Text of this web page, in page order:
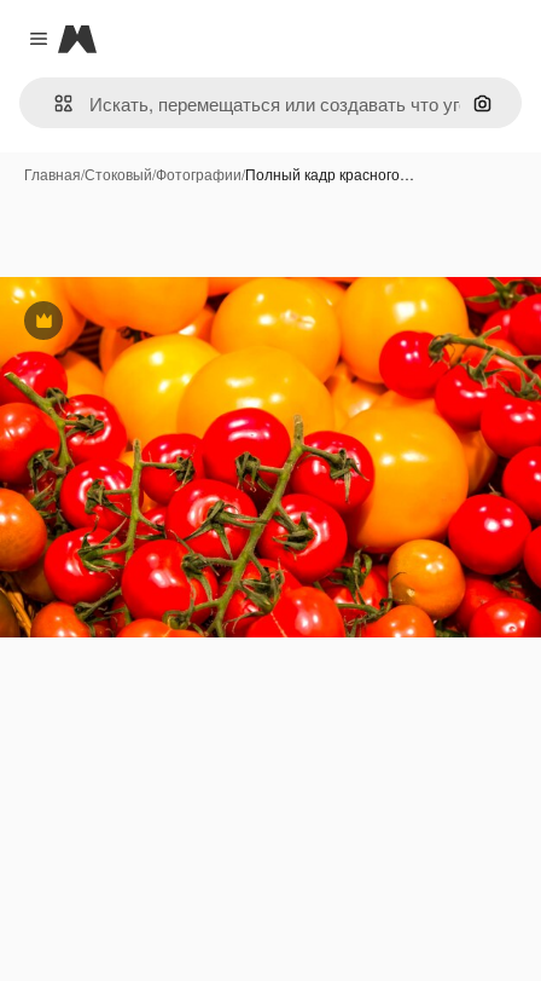
Close menu
Magnific
Поиск
Главная/Стоковый/Фотографии/Полный кадр красного…
Премиум